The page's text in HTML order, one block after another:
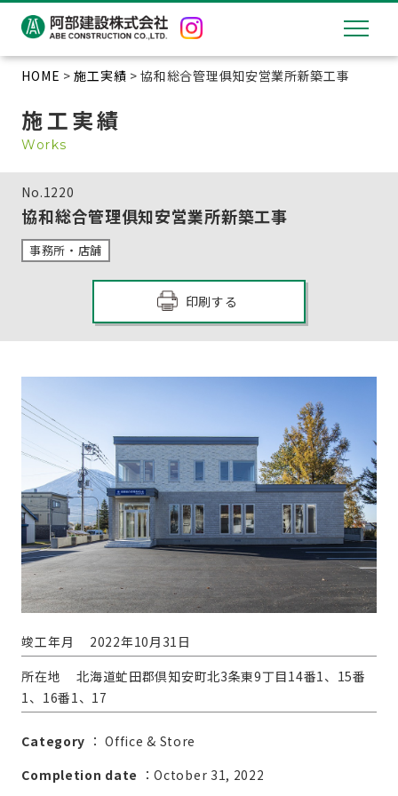
HOME >施工実績 > 協和総合管理俱知安営業所新築工事
施工実績
Works
No.1220
協和総合管理俱知安営業所新築工事
事務所・店舗
印刷する
竣工年月
2022年10月31日
所在地
北海道虻田郡倶知安町北3条東9丁目14番1、15番
1、16番1、17
Category ：Office & Store
Completion date ：October 31, 2022